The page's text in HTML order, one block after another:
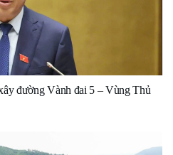
đường Vành đai 5 – Vùng Thủ